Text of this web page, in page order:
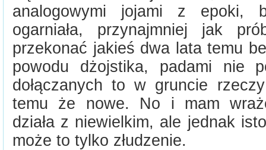
analogowymi jojami z epoki,
ogarniała, przynajmniej jak
przekonać jakieś dwa lata temu
powodu dżojstika, padami nie
dołączanych to w gruncie
temu że nowe. No i mam
działa z niewielkim, ale jednak
może to tylko złudzenie.